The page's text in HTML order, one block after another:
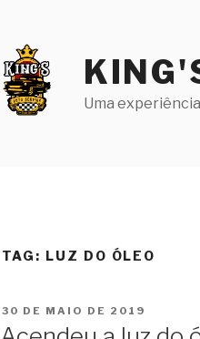
Uma
TAG: LUZ DO ÓLEO
PUBLICADO
30 DE MAIO DE 2019